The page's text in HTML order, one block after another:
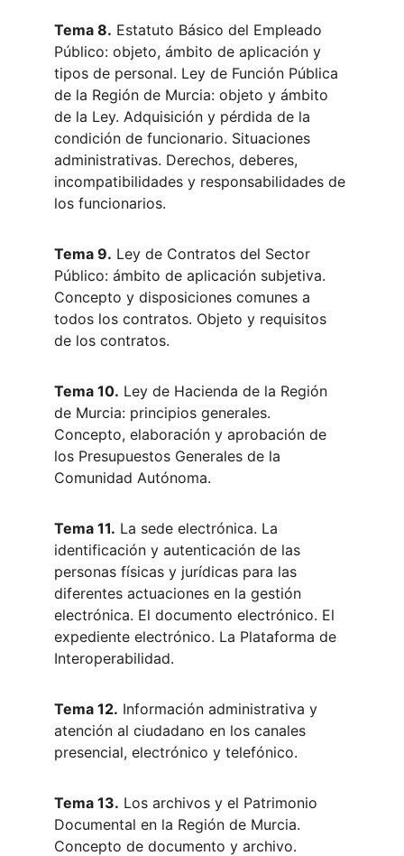
Tema 8. Estatuto Básico del Empleado
Público: objeto, ámbito de aplicación y
tipos de personal. Ley de Función Pública
de la Región de Murcia: objeto y ámbito
de la Ley. Adquisición y pérdida de la
condición de funcionario. Situaciones
administrativas. Derechos, deberes,
incompatibilidades y responsabilidades de
los funcionarios.
Tema 9. Ley de Contratos del Sector
Público: ámbito de aplicación subjetiva.
Concepto y disposiciones comunes a
todos los contratos. Objeto y requisitos
de los contratos.
Tema 10. Ley de Hacienda de la Región
de Murcia: principios generales.
Concepto, elaboración y aprobación de
los Presupuestos Generales de la
Comunidad Autónoma.
Tema 11. La sede electrónica. La
identificación y autenticación de las
personas físicas y jurídicas para las
diferentes actuaciones en la gestión
electrónica. El documento electrónico. El
expediente electrónico. La Plataforma de
Interoperabilidad.
Tema 12. Información administrativa y
atención al ciudadano en los canales
presencial, electrónico y telefónico.
Tema 13. Los archivos y el Patrimonio
Documental en la Región de Murcia.
Concepto de documento y archivo.